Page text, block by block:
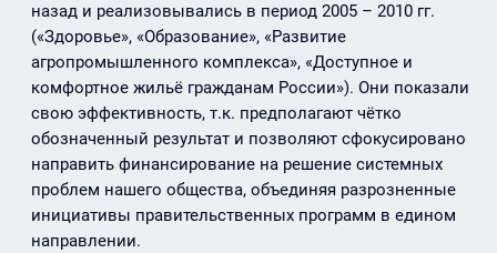
назад и реализовывались в период 2005 – 2010 гг.
(«Здоровье», «Образование», «Развитие
агропромышленного комплекса», «Доступное и
комфортное жильё гражданам России»). Они показали
свою эффективность, т.к. предполагают чётко
обозначенный результат и позволяют сфокусировано
направить финансирование на решение системных
проблем нашего общества, объединяя разрозненные
инициативы правительственных программ в едином
направлении.